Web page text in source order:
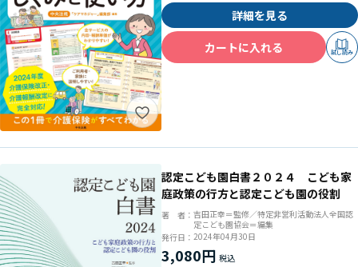
詳細を見る
カートに入れる
試し読み
認定こども園白書２０２４ こども家
庭政策の行方と認定こども園の役割
著 者： 吉田正幸＝監修／特定非営利活動法人全国認
定こども園協会＝編集
発行日： 2024年04月30日
3,080円